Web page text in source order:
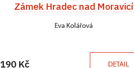
Zámek Hradec nad Moravicí
Eva Kolářová
190 Kč DETAIL